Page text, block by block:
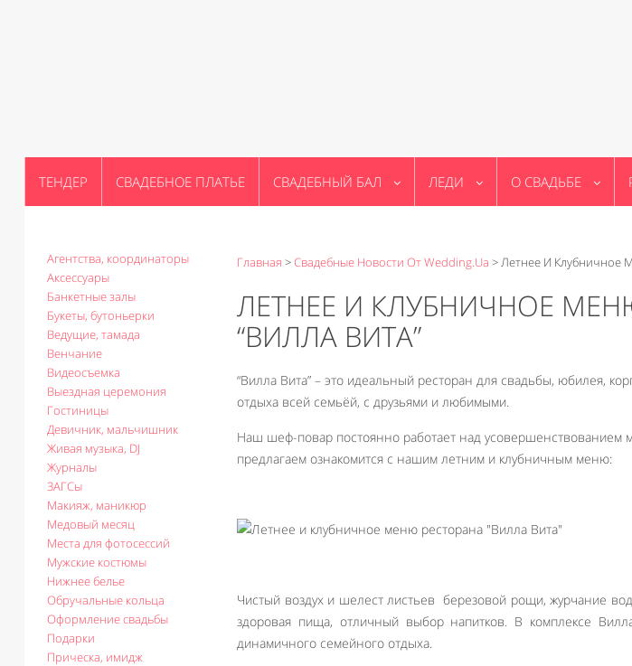
ТЕНДЕР СВАДЕБНОЕ ПЛАТЬЕ СВАДЕБНЫЙ БАЛ ЛЕДИ О СВАДЬБЕ
Агентства, координаторы
Аксессуары
Банкетные залы
Букеты, бутоньерки
Ведущие, тамада
Венчание
Видеосъемка
Выездная церемония
Гостиницы
Девичник, мальчишник
Живая музыка, DJ
Журналы
ЗАГСы
Макияж, маникюр
Медовый месяц
Места для фотосессий
Мужские костюмы
Нижнее белье
Обручальные кольца
Оформление свадьбы
Подарки
Прическа, имидж
Главная >Свадебные Новости От Wedding.ua >Летнее И Клубничное
ЛЕТНЕЕ И КЛУБНИЧНОЕ
“ВИЛЛА ВИТА”
“Вилла Вита” – это идеальный ресторан для свадьбы, юбилея,
отдыха всей семьёй, с друзьями и любимыми.
Наш шеф-повар постоянно работает над
предлагаем ознакомится с нашим летним и клубничным меню:
Чистый воздух и шелест листьев березовой рощи, журчание
здоровая пища, отличный выбор напитков. В комплексе
динамичного семейного отдыха.